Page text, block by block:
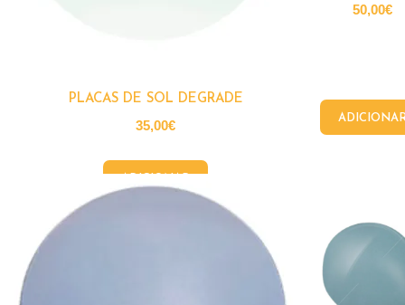
PLACAS DE SOL DEGRADE
35,00€
50,00€